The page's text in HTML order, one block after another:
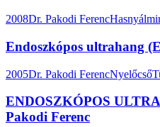
2008Dr. Pakodi Ferenc
Endoszkópos ultrahang
2005Dr. Pakodi FerencNyelőcső
ENDOSZKÓPOS
Pakodi Ferenc